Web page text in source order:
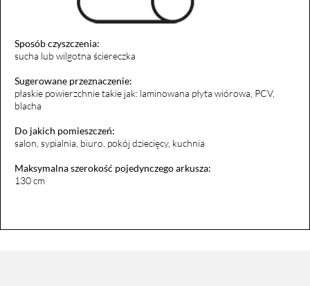
Sposób czyszczenia:
sucha lub wilgotna ściereczka
Sugerowane przeznaczenie:
płaskie powierzchnie takie jak: laminowana płyta wiórowa, PCV,
blacha
Do jakich pomieszczeń:
salon, sypialnia, biuro, pokój dziecięcy, kuchnia
Maksymalna szerokość pojedynczego arkusza:
130 cm